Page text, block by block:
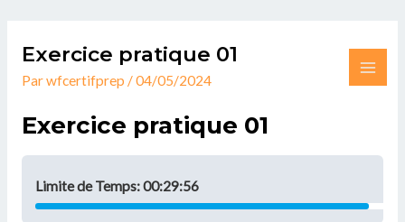
contenuExercice pratique 01
Parwfcertifprep /04/05/2024
Exercice pratique 01
Limite de Temps:00:29:56